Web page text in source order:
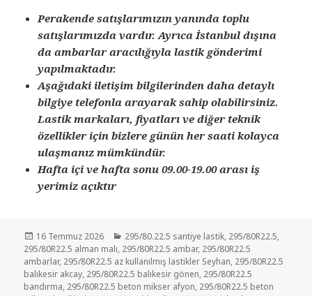
Perakende satışlarımızın yanında toplu
satışlarımızda vardır. Ayrıca İstanbul dışına
da ambarlar aracılığıyla lastik gönderimi
yapılmaktadır.
Aşağıdaki iletişim bilgilerinden daha detaylı
bilgiye telefonla arayarak sahip olabilirsiniz.
Lastik markaları, fiyatları ve diğer teknik
özellikler için bizlere günün her saati kolayca
ulaşmanız mümkündür.
Hafta içi ve hafta sonu 09.00-19.00 arası iş
yerimiz açıktır
Yayın
tarihi
16 Temmuz 2026 Kategoriler
295/80.22.5 santiye lastik, 295/80R22.5,
295/80R22.5 alman malı, 295/80R22.5 ambar, 295/80R22.5
ambarlar, 295/80R22.5 az kullanılmış lastikler Seyhan, 295/80R22.5
balıkesir akcay, 295/80R22.5 balıkesir gönen, 295/80R22.5
bandırma, 295/80R22.5 beton mikser afyon, 295/80R22.5 beton